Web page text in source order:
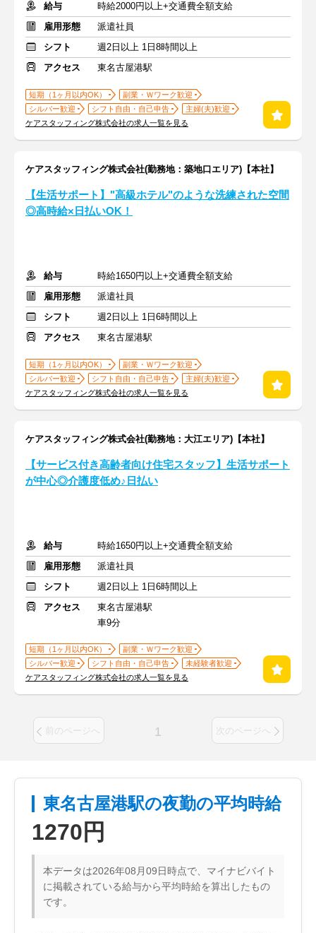
給与
時給2000円以上+交通費全額支給
雇用形態
派遣社員
シフト
週2日以上 1日8時間以上
アクセス
東名古屋港駅
短期（1ヶ月以内OK）
副業・Ｗワーク歓迎
シルバー歓迎
シフト自由・自己申告
主婦(夫)歓迎
ケアスタッフィング株式会社の求人一覧を見る
ケアスタッフィング株式会社(勤務地：築地口エリア)【本社】
【生活サポート】"高級ホテル"のような洗練された空間
◎高時給×日払いOK！
給与
時給1650円以上+交通費全額支給
雇用形態
派遣社員
シフト
週2日以上 1日6時間以上
アクセス
東名古屋港駅
短期（1ヶ月以内OK）
副業・Ｗワーク歓迎
シルバー歓迎
シフト自由・自己申告
主婦(夫)歓迎
ケアスタッフィング株式会社の求人一覧を見る
ケアスタッフィング株式会社(勤務地：大江エリア)【本社】
【サービス付き高齢者向け住宅スタッフ】生活サポート
が中心◎介護度低め♪日払い
給与
時給1650円以上+交通費全額支給
雇用形態
派遣社員
シフト
週2日以上 1日6時間以上
アクセス
東名古屋港駅
車9分
短期（1ヶ月以内OK）
副業・Ｗワーク歓迎
シルバー歓迎
シフト自由・自己申告
未経験者歓迎
ケアスタッフィング株式会社の求人一覧を見る
前のページへ 1 次のページへ
東名古屋港駅の夜勤の平均時給
1270円
本データは2026年08月09日時点で、マイナビバイト
に掲載されている給与から平均時給を算出したもの
です。